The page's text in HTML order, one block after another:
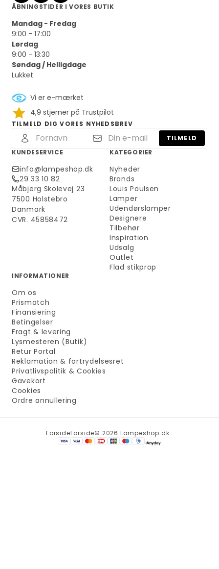
ÅBNINGSTIDER I VORES BUTIK
Mandag - Fredag
9:00 - 17:00
Lørdag
9:00 - 13:30
Søndag / Helligdage
Lukket
Vi er e-mærket
4,9 stjerner på Trustpilot
TILMELD DIG VORES NYHEDSBREV
TILMELD
KUNDESERVICE
info@lampeshop.dk
29 33 10 82
Måbjerg Skolevej 23
7500 Holstebro
Danmark
CVR. 45858472
KATEGORIER
Nyheder
Brands
Louis Poulsen
Lamper
Udendørslamper
Designere
Tilbehør
Inspiration
Udsalg
Outlet
Flad stikprop
INFORMATIONER
Om os
Prismatch
Finansiering
Betingelser
Fragt & levering
Lysmesteren (Butik)
Retur Portal
Reklamation & fortrydelsesret
Privatlivspolitik & Cookies
Gavekort
Cookies
Ordre annullering
ForsideForside© 2026 Lampeshop.dk .